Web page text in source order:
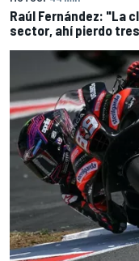
Raúl Fernández: "La
sector, ahí pierdo